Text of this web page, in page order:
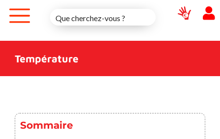
content
Température
Sommaire